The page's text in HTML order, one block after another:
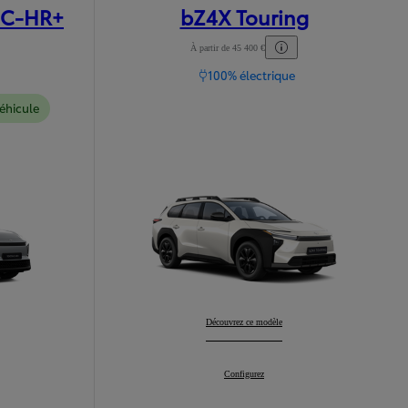
HR+
HR+
bZ4X Touring
À partir de 45 400 €
100% électrique
bZ4X Touring:
Découvrez ce modèle
bZ4X Touring
Configurez